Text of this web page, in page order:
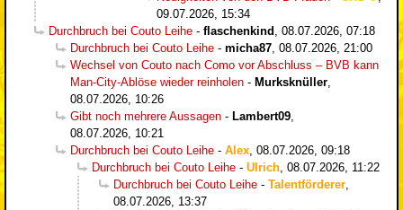
09.07.2026, 15:34
Durchbruch bei Couto Leihe - flaschenkind
08.07.2026, 07:18
Durchbruch bei Couto Leihe - micha87 08.07.2026, 21:00
Wechsel von Couto nach Como vor Abschluss – BVB kann
Man-City-Ablöse wieder reinholen - Murksknüller
08.07.2026, 10:26
Gibt noch mehrere Aussagen - Lambert09
08.07.2026, 10:21
Durchbruch bei Couto Leihe - Alex 08.07.2026, 09:18
Durchbruch bei Couto Leihe - Ulrich 08.07.2026, 11:22
Durchbruch bei Couto Leihe - Talentförderer
08.07.2026, 13:37